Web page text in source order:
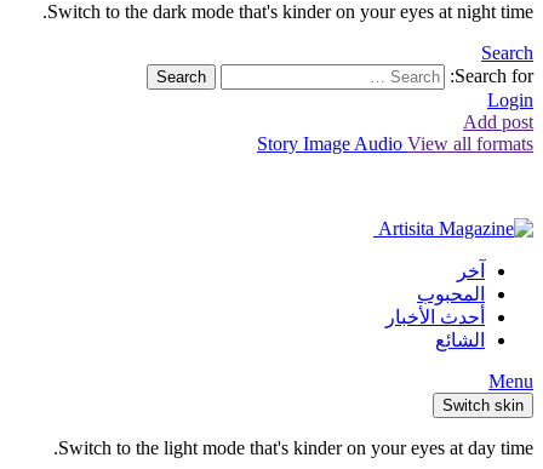
Switch to the dark mode that's kinder on your eyes at night time.
Search
Search for:
Search
Login
Add post
Story Image Audio View all formats
آخر
المحبوب
أحدث الأخبار
الشائع
Menu
Switch skin
Switch to the light mode that's kinder on your eyes at day time.